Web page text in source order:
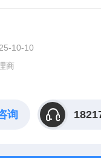
爆阀,缓冲器，流体阀，
10-10
商
询